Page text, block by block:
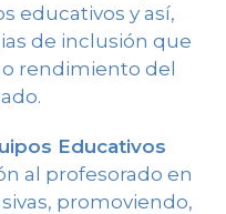
educativos y así,
de inclusión que
rendimiento del
Educativos
al profesorado en
promoviendo,